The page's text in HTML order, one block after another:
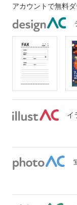
アカウントで無料ダ
イ